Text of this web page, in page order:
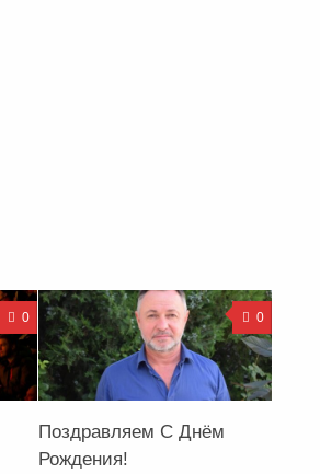
0 0
Поздравляем С Днём
Рождения!